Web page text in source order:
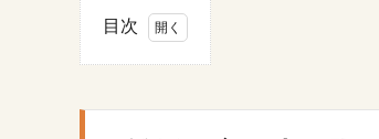
目次
1.
婚